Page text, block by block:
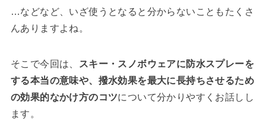
…などなど、いざ使うとなると分からないこともたくさ
んありますよね。
そこで今回は、
スキー・スノボウェアに防水スプレーを
する本当の意味や、撥水効果を最大に長持ちさせるため
の効果的なかけ方のコツについて分かりやすくお話しし
ます。